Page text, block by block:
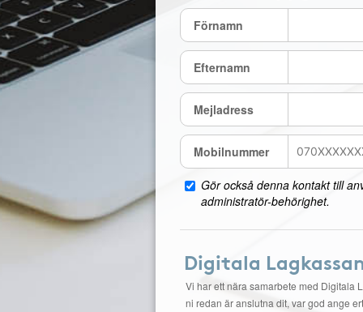
Förnamn
Efternamn
Mejladress
Mobilnummer
Gör också denna kontakt till
administratör-behörighet.
Digitala
Vi har ett nära samarbete med Digitala
ni redan är anslutna dit, var god ange